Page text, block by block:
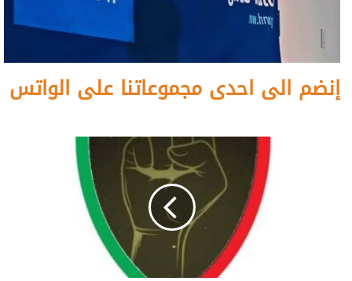
إنضم الى احدى مجموعاتنا على الواتس